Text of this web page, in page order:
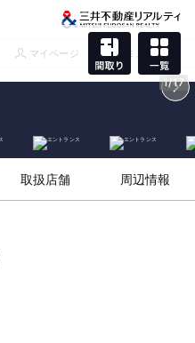
マイページ メニュー
1/17
取扱店舗 周辺情報